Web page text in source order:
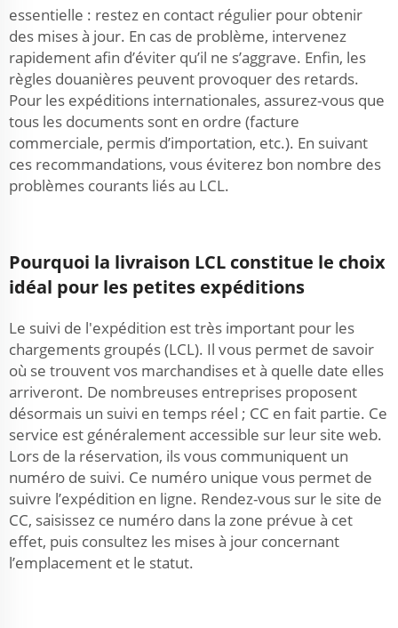
essentielle : restez en contact régulier pour obtenir
des mises à jour. En cas de problème, intervenez
rapidement afin d’éviter qu’il ne s’aggrave. Enfin, les
règles douanières peuvent provoquer des retards.
Pour les expéditions internationales, assurez-vous que
tous les documents sont en ordre (facture
commerciale, permis d’importation, etc.). En suivant
ces recommandations, vous éviterez bon nombre des
problèmes courants liés au LCL.
Pourquoi la livraison LCL constitue le choix
idéal pour les petites expéditions
Le suivi de l'expédition est très important pour les
chargements groupés (LCL). Il vous permet de savoir
où se trouvent vos marchandises et à quelle date elles
arriveront. De nombreuses entreprises proposent
désormais un suivi en temps réel ; CC en fait partie. Ce
service est généralement accessible sur leur site web.
Lors de la réservation, ils vous communiquent un
numéro de suivi. Ce numéro unique vous permet de
suivre l’expédition en ligne. Rendez-vous sur le site de
CC, saisissez ce numéro dans la zone prévue à cet
effet, puis consultez les mises à jour concernant
l’emplacement et le statut.